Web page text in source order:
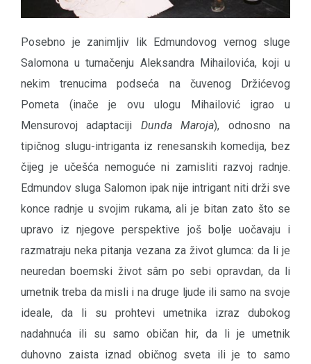
Posebno je zanimljiv lik Edmundovog vernog sluge
Salomona u tumačenju Aleksandra Mihailovića, koji u
nekim trenucima podseća na čuvenog Držićevog
Pometa (inače je ovu ulogu Mihailović igrao u
Mensurovoj adaptaciji Dunda Maroja), odnosno na
tipičnog slugu-intriganta iz renesanskih komedija, bez
čijeg je učešća nemoguće ni zamisliti razvoj radnje.
Edmundov sluga Salomon ipak nije intrigant niti drži sve
konce radnje u svojim rukama, ali je bitan zato što se
upravo iz njegove perspektive još bolje uočavaju i
razmatraju neka pitanja vezana za život glumca: da li je
neuredan boemski život sâm po sebi opravdan, da li
umetnik treba da misli i na druge ljude ili samo na svoje
ideale, da li su prohtevi umetnika izraz dubokog
nadahnuća ili su samo običan hir, da li je umetnik
duhovno zaista iznad običnog sveta ili je to samo